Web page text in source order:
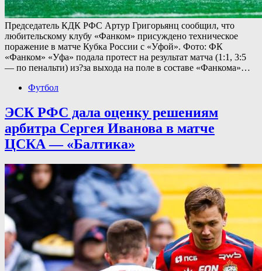
Председатель КДК РФС Артур Григорьянц сообщил, что
любительскому клубу «Фанком» присуждено техническое
поражение в матче Кубка России с «Уфой». Фото: ФК
«Фанком» «Уфа» подала протест на результат матча (1:1, 3:5
— по пенальти) из?за выхода на поле в составе «Фанкома»…
Футбол
ЭСК РФС дала оценку решениям
арбитра Сергея Иванова в матче
ЦСКА — «Балтика»